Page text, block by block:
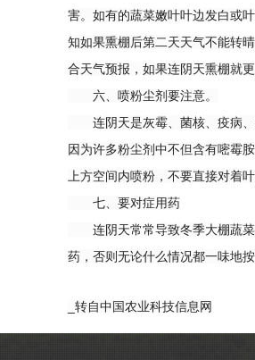
害。如有的蔬菜嫩叶叶边发白或
知如果熏棚后第二天天气不能转
合天气预报，如果连阴天熏棚就更
六、喷粉尘剂要注意。
连阴天是灰霉、菌核、疫病、
因为许多粉尘剂中不但含有嘧霉
上方空间内喷粉，不要直接对着
七、要对症用药
连阴天常常导致冬季大棚蔬菜
药，否则无论什么情况都一味地
_转自中国农业科技信息网